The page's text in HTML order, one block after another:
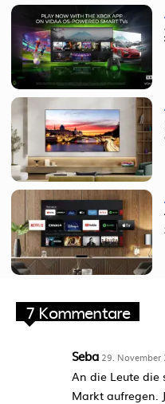
7 Kommentare
Seba 29. November
An die Leute die
Markt aufregen.